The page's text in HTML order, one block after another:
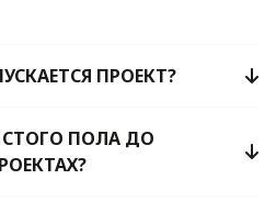
ПРОЕКТ?
ПОЛА ДО